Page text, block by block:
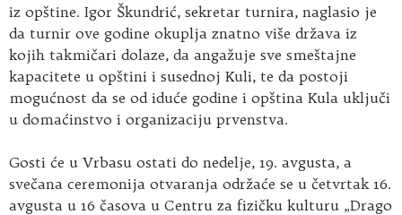
iz opštine. Igor Škundrić, sekretar turnira, naglasio je
da turnir ove godine okuplja znatno više država iz
kojih takmičari dolaze, da angažuje sve smeštajne
kapacitete u opštini i susednoj Kuli, te da postoji
mogućnost da se od iduće godine i opština Kula uključi
u domaćinstvo i organizaciju prvenstva.
Gosti će u Vrbasu ostati do nedelje, 19. avgusta, a
svečana ceremonija otvaranja održaće se u četvrtak 16.
avgusta u 16 časova u Centru za fizičku kulturu „Drago